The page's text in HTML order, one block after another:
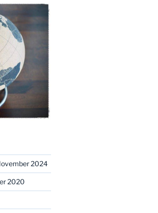
2024
2020